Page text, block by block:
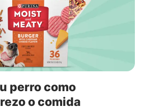
perro como
o comida